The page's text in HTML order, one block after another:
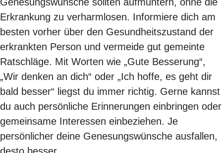
Erkrankung zu verharmlosen. Informiere dich am
besten vorher über den Gesundheitszustand der
erkrankten Person und vermeide gut gemeinte
Ratschläge. Mit Worten wie „Gute Besserung“,
„Wir denken an dich“ oder „Ich hoffe, es geht dir
bald besser“ liegst du immer richtig. Gerne kannst
du auch persönliche Erinnerungen einbringen oder
gemeinsame Interessen einbeziehen. Je
persönlicher deine Genesungswünsche ausfallen,